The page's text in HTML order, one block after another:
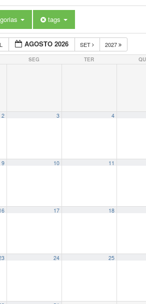
tags
AGOSTO 2026 SET 2027
SEG TER
2 3 4
9 10 11
17 18
24 25